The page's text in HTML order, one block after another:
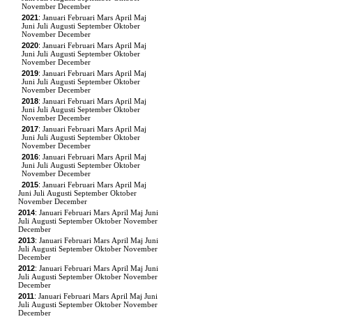
November December
2021: Januari Februari Mars April Maj
Juni Juli Augusti September Oktober
November December
2020: Januari Februari Mars April Maj
Juni Juli Augusti September Oktober
November December
2019: Januari Februari Mars April Maj
Juni Juli Augusti September Oktober
November December
2018: Januari Februari Mars April Maj
Juni Juli Augusti September Oktober
November December
2017: Januari Februari Mars April Maj
Juni Juli Augusti September Oktober
November December
2016: Januari Februari Mars April Maj
Juni Juli Augusti September Oktober
November December
2015: Januari Februari Mars April Maj
Juni Juli Augusti September Oktober
November December
2014: Januari Februari Mars April Maj Juni
Juli Augusti September Oktober November
December
2013: Januari Februari Mars April Maj Juni
Juli Augusti September Oktober November
December
2012: Januari Februari Mars April Maj Juni
Juli Augusti September Oktober November
December
2011: Januari Februari Mars April Maj Juni
Juli Augusti September Oktober November
December